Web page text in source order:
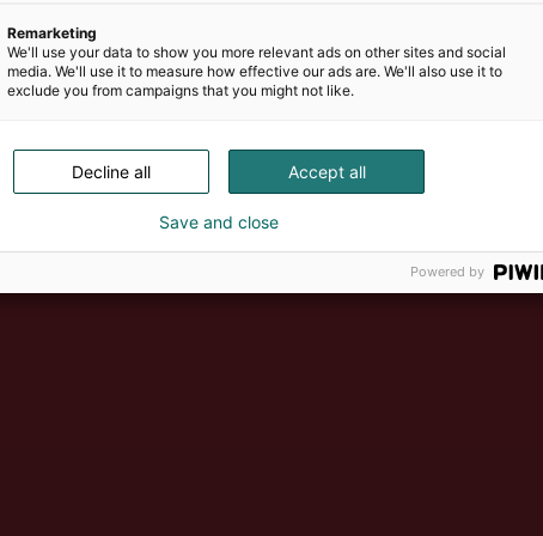
Remarketing
We'll use your data to show you more relevant ads on other sites and social
media. We'll use it to measure how effective our ads are. We'll also use it to
exclude you from campaigns that you might not like.
Accept all
Decline all
Save and close
Powered by